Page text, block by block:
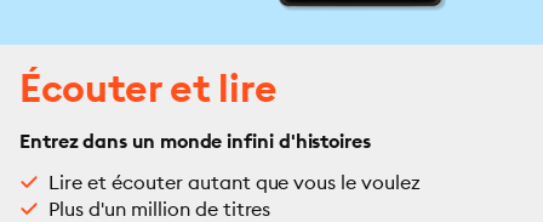
Écouter et lire
Entrez dans un monde infini d'histoires
Lire et écouter autant que vous le voulez
Plus d'un million de titres